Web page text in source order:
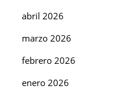
abril 2026
marzo 2026
febrero 2026
enero 2026